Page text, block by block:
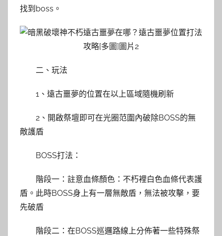
找到boss。
二、玩法
1、遠古噩夢的位置在以上區域隨機刷新
2、開啟祭壇即可在光圈范圍內破除BOSS的無
敵護盾
BOSS打法：
階段一：註意血條顏色：不朽裡白色血條代表護
盾。此時BOSS身上有一層無敵盾，無法被攻擊，要
先破盾
階段二：在BOSS巡邏路線上分佈著一些特殊祭